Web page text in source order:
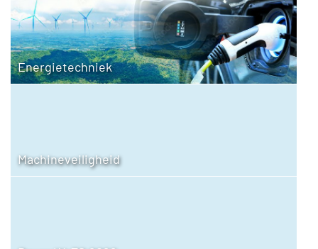
Energietechniek
Machineveiligheid